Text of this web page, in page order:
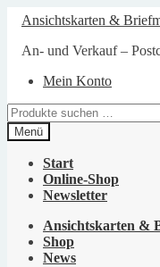
Zur
Navigation
springen
Zum
Inhalt
springen
Ansichtskarten &
An- und Verkauf –
Mein Konto
Suchen
nach:
Menü
Start
Online-Shop
Newsletter
Ansichtskarten &
Shop
News